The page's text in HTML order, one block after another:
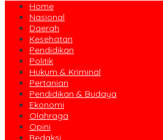
Home
Nasional
Daerah
Kesehatan
Pendidikan
Politik
Hukum & Kriminal
Pertanian
Pendidikan & Budaya
Ekonomi
Olahraga
Opini
Redaksi